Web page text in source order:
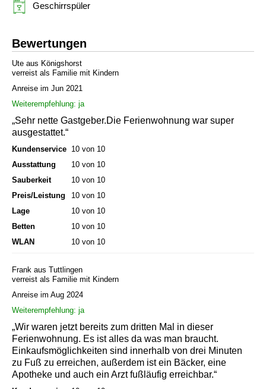
Geschirrspüler
Bewertungen
Ute aus Königshorst
verreist als Familie mit Kindern
Anreise im Jun 2021
Weiterempfehlung: ja
„Sehr nette Gastgeber.Die Ferienwohnung war super
ausgestattet.“
Kundenservice 10 von 10
Ausstattung
10 von 10
Sauberkeit
10 von 10
Preis/Leistung
10 von 10
Lage
10 von 10
Betten
10 von 10
WLAN
10 von 10
Frank aus Tuttlingen
verreist als Familie mit Kindern
Anreise im Aug 2024
Weiterempfehlung: ja
„Wir waren jetzt bereits zum dritten Mal in dieser
Ferienwohnung. Es ist alles da was man braucht.
Einkaufsmöglichkeiten sind innerhalb von drei Minuten
zu Fuß zu erreichen, außerdem ist ein Bäcker, eine
Apotheke und auch ein Arzt fußläufig erreichbar.“